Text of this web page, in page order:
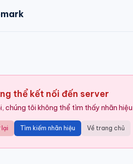
thể kết nối đến server
chúng tôi không thể tìm thấy nhãn
lại Tìm kiếm nhãn hiệu Về trang chủ